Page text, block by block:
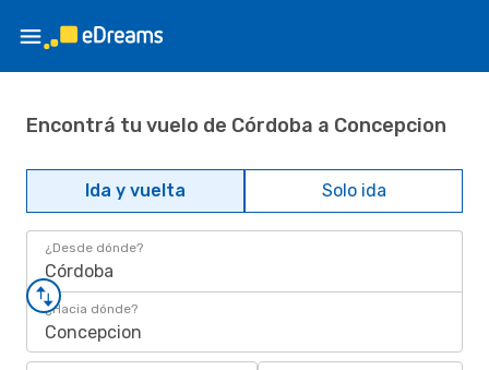
Encontrá tu vuelo de Córdoba a Concepcion
Ida y vuelta Solo ida
¿Desde dónde?
Córdoba
¿Hacia dónde?
Concepcion